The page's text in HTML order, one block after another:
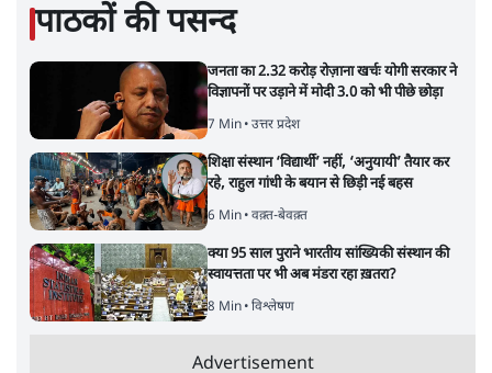
पाठकों की पसन्द
जनता का 2.32 करोड़ रोज़ाना खर्चः योगी सरकार ने
विज्ञापनों पर उड़ाने में मोदी 3.0 को भी पीछे छोड़ा
7 Min• उत्तर प्रदेश
शिक्षा संस्थान ‘विद्यार्थी’ नहीं, ‘अनुयायी’ तैयार कर
रहे, राहुल गांधी के बयान से छिड़ी नई बहस
6 Min• वक़्त-बेवक़्त
क्या 95 साल पुराने भारतीय सांख्यिकी संस्थान की
स्वायत्तता पर भी अब मंडरा रहा ख़तरा?
8 Min• विश्लेषण
Advertisement